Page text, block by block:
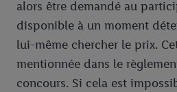
alors être demandé au
disponible à un moment
lui-même chercher le prix.
mentionnée dans le
concours. Si cela est